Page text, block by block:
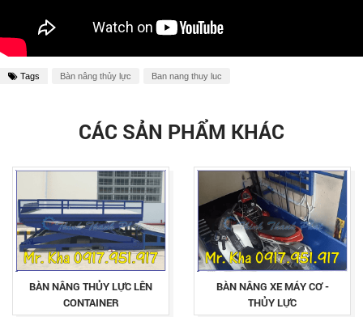
Tags Bàn nâng thủy lực Ban nang thuy luc
CÁC SẢN PHẨM KHÁC
BÀN NÂNG THỦY LỰC LÊN
CONTAINER
BÀN NÂNG XE MÁY CƠ -
THỦY LỰC